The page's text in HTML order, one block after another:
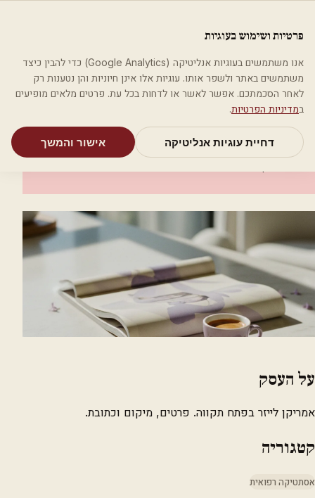
מאמריםקטגוריותחיפושאודות
בית קטגוריות אסתטיקה רפואית אמריקן לייזר
אסתטיקה רפואית
אמריקן לייזר
על העסק
אמריקן לייזר בפתח תקווה. פרטים, מיקום וכתובת.
קטגוריה
אסתטיקה רפואית
פרטיות ושימוש בעוגיות
אנו משתמשים בעוגיות אנליטיקה (Google Analytics) כדי להבין כיצד
משתמשים באתר ולשפר אותו. עוגיות אלו אינן חיוניות והן נטענות רק
לאחר הסכמתכם. אפשר לאשר או לדחות בכל עת. פרטים מלאים מופיעים
במדיניות הפרטיות.
דחיית עוגיות אנליטיקה אישור והמשך